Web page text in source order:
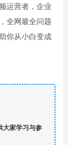
运营者，企业
全网最全问题
你从小白变成
大家学习与参